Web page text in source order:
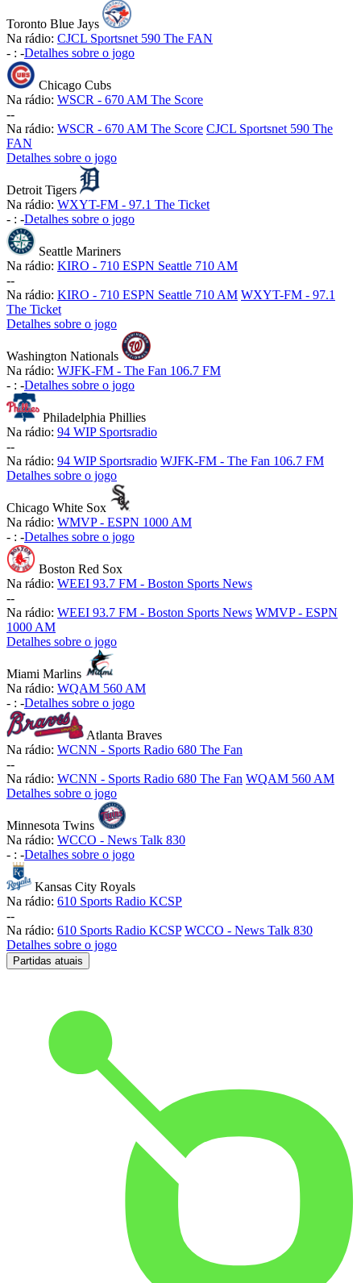
Toronto Blue Jays
Na rádio: CJCL Sportsnet 590 The FAN
- : -Detalhes sobre o jogo
Chicago Cubs
Na rádio: WSCR - 670 AM The Score
--
Na rádio: WSCR - 670 AM The Score CJCL Sportsnet 590 The
FAN
Detalhes sobre o jogo
Detroit Tigers
Na rádio: WXYT-FM - 97.1 The Ticket
- : -Detalhes sobre o jogo
Seattle Mariners
Na rádio: KIRO - 710 ESPN Seattle 710 AM
--
Na rádio: KIRO - 710 ESPN Seattle 710 AM WXYT-FM - 97.1
The Ticket
Detalhes sobre o jogo
Washington Nationals
Na rádio: WJFK-FM - The Fan 106.7 FM
- : -Detalhes sobre o jogo
Philadelphia Phillies
Na rádio: 94 WIP Sportsradio
--
Na rádio: 94 WIP Sportsradio WJFK-FM - The Fan 106.7 FM
Detalhes sobre o jogo
Chicago White Sox
Na rádio: WMVP - ESPN 1000 AM
- : -Detalhes sobre o jogo
Boston Red Sox
Na rádio: WEEI 93.7 FM - Boston Sports News
--
Na rádio: WEEI 93.7 FM - Boston Sports News WMVP - ESPN
1000 AM
Detalhes sobre o jogo
Miami Marlins
Na rádio: WQAM 560 AM
- : -Detalhes sobre o jogo
Atlanta Braves
Na rádio: WCNN - Sports Radio 680 The Fan
--
Na rádio: WCNN - Sports Radio 680 The Fan WQAM 560 AM
Detalhes sobre o jogo
Minnesota Twins
Na rádio: WCCO - News Talk 830
- : -Detalhes sobre o jogo
Kansas City Royals
Na rádio: 610 Sports Radio KCSP
--
Na rádio: 610 Sports Radio KCSP WCCO - News Talk 830
Detalhes sobre o jogo
Partidas atuais